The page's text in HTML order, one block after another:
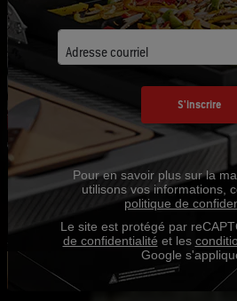
Adresse courriel
S'inscrire
Pour en savoir plus sur la
utilisons vos informations,
politique de
Le site est protégé par
de confidentialité et les
Google